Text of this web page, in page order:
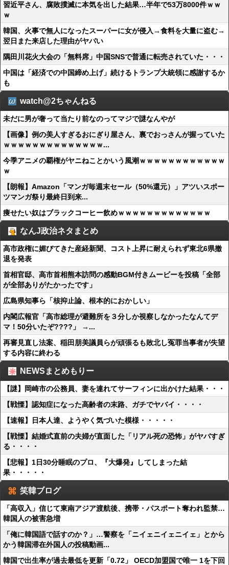
習近平さん、腐敗撲滅に本気を出した結果…半年で53万8000件ｗｗ
ｗ
韓国、火事で無人になったスーパーに女が侵入→食料を大量に盗む→
翌日また来店した理由がヤバい
隅田川花火大会の「無料席」中国SNSで普通に転売されていた・・・
中国は「経済での中国締め上げ」続けるトランプ大統領に感謝するか
も
watch@2ちゃんねる
未だに男が奢って当たり前なのってマジで謎なんやが
【画像】例の美人すぎるおにぎり屋さん、裏でおっさんが握っていた
ｗｗｗｗｗｗｗｗｗｗｗｗｗｗ...
今季アニメの覇権がヤニねことかいう風潮ｗｗｗｗｗｗｗｗｗｗｗｗ
ｗ
【朗報】Amazon「マンガ毎週末セール（50%還元）」アツいスポー
ツマンガ祭り最終日到来...
痩せたい奴はブラックコーヒー飲めｗｗｗｗｗｗｗｗｗｗｗｗｗ
なんJ政治ネタまとめ
高市政権に媚びてきた産経新聞、コスト上昇に耐えられず東北6県撤
退を発表
首相官邸、高市首相熊本訪問の感動BGM付きムービーを投稿「全部
が全部ありがたかったです」
広島県知事ら「核抑止論、根本的におかしい」
内閣広報官「高市総理が避難所を３分しか視察しなかったなんてデ
マ！50分いたぞ????」 →...
再審見直し法案、稲田朋美議員らが頑張るも敗北し冤罪当事者が失望
する内容に終わる
NEWSまとめもりー
【謎】岡崎市の公務員、妻を連れてサーフィンに出かけた結果・・・
【戦慄】認知症になった高齢者の末路、ガチでヤバイ・・・・
【速報】日本人達、ようやく気づいた模様・・・・・
【戦慄】結婚式直前の夫婦が直面した「リアル死の恐怖」がヤバすぎ
る・・・・
【悲報】1日30分睡眠のプロ、『大爆発』してしまった結
果・・・・・
笑韓ブログ
「高収入」信じて東南アジア渡航後、携帯・パスポート奪われ監禁…
韓国人の被害急増
「俺に韓国語で話すのか？」…警察を「ニイェニイェニイェ」とから
かう韓国滞在外国人の投稿動画...
韓国で出生率が過去最低を更新「0.72」 OECD加盟国で唯一 1を下回